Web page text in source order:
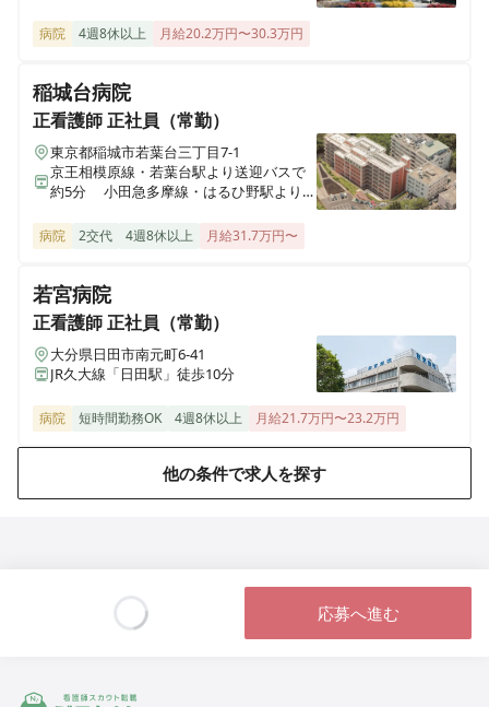
病院 4週8休以上 月給20.2万円〜30.3万円
稲城台病院
正看護師正社員（常勤）
東京都稲城市若葉台三丁目7-1
京王相模原線・若葉台駅より送迎バスで
約5分 小田急多摩線・はるひ野駅より送
り送迎バスで約10分
病院 2交代 4週8休以上 月給31.7万円〜
若宮病院
正看護師正社員（常勤）
大分県日田市南元町6-41
JR久大線「日田駅」徒歩10分
病院 短時間勤務OK 4週8休以上 月給21.7万円〜23.2万円
他の条件で求人を探す
応募へ進む